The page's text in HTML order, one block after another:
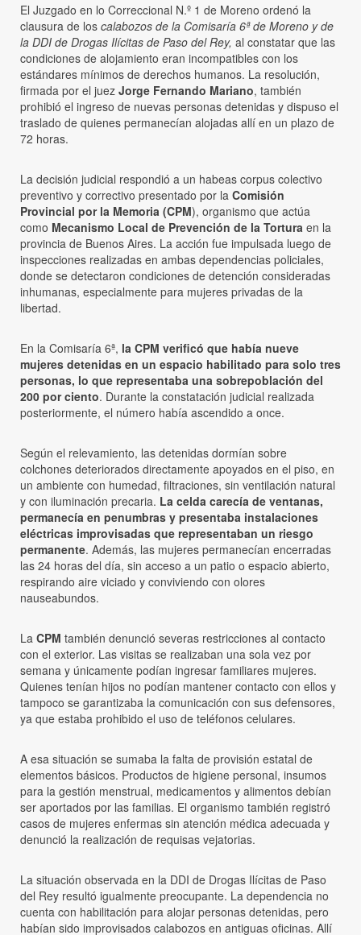
El Juzgado en lo Correccional N.º 1 de Moreno ordenó la
clausura de los calabozos de la Comisaría 6ª de Moreno y de
la DDI de Drogas Ilícitas de Paso del Rey, al constatar que las
condiciones de alojamiento eran incompatibles con los
estándares mínimos de derechos humanos. La resolución,
firmada por el juez Jorge Fernando Mariano, también
prohibió el ingreso de nuevas personas detenidas y dispuso el
traslado de quienes permanecían alojadas allí en un plazo de
72 horas.
La decisión judicial respondió a un habeas corpus colectivo
preventivo y correctivo presentado por la Comisión
Provincial por la Memoria (CPM), organismo que actúa
como Mecanismo Local de Prevención de la Tortura en la
provincia de Buenos Aires. La acción fue impulsada luego de
inspecciones realizadas en ambas dependencias policiales,
donde se detectaron condiciones de detención consideradas
inhumanas, especialmente para mujeres privadas de la
libertad.
En la Comisaría 6ª, la CPM verificó que había nueve
mujeres detenidas en un espacio habilitado para solo tres
personas, lo que representaba una sobrepoblación del
200 por ciento. Durante la constatación judicial realizada
posteriormente, el número había ascendido a once.
Según el relevamiento, las detenidas dormían sobre
colchones deteriorados directamente apoyados en el piso, en
un ambiente con humedad, filtraciones, sin ventilación natural
y con iluminación precaria. La celda carecía de ventanas,
permanecía en penumbras y presentaba instalaciones
eléctricas improvisadas que representaban un riesgo
permanente. Además, las mujeres permanecían encerradas
las 24 horas del día, sin acceso a un patio o espacio abierto,
respirando aire viciado y conviviendo con olores
nauseabundos.
La CPM también denunció severas restricciones al contacto
con el exterior. Las visitas se realizaban una sola vez por
semana y únicamente podían ingresar familiares mujeres.
Quienes tenían hijos no podían mantener contacto con ellos y
tampoco se garantizaba la comunicación con sus defensores,
ya que estaba prohibido el uso de teléfonos celulares.
A esa situación se sumaba la falta de provisión estatal de
elementos básicos. Productos de higiene personal, insumos
para la gestión menstrual, medicamentos y alimentos debían
ser aportados por las familias. El organismo también registró
casos de mujeres enfermas sin atención médica adecuada y
denunció la realización de requisas vejatorias.
La situación observada en la DDI de Drogas Ilícitas de Paso
del Rey resultó igualmente preocupante. La dependencia no
cuenta con habilitación para alojar personas detenidas, pero
habían sido improvisados calabozos en antiguas oficinas. Allí